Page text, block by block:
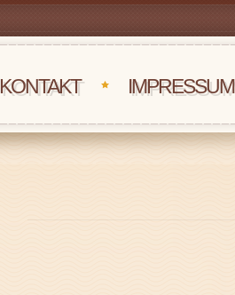
KONTAKT IMPRESSUM